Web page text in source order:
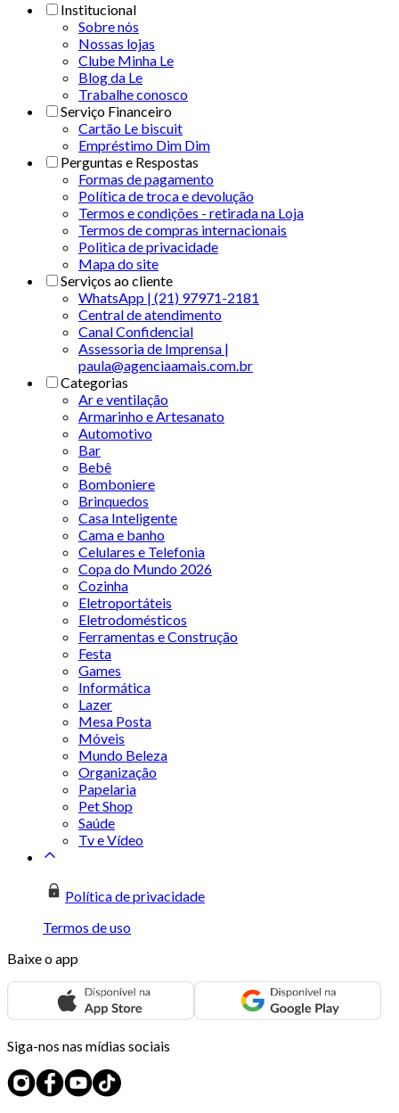
Institucional
Sobre nós
Nossas lojas
Clube Minha Le
Blog da Le
Trabalhe conosco
Serviço Financeiro
Cartão Le biscuit
Empréstimo Dim Dim
Perguntas e Respostas
Formas de pagamento
Política de troca e devolução
Termos e condições - retirada na Loja
Termos de compras internacionais
Politica de privacidade
Mapa do site
Serviços ao cliente
WhatsApp | (21) 97971-2181
Central de atendimento
Canal Confidencial
Assessoria de Imprensa |
paula@agenciaamais.com.br
Categorias
Ar e ventilação
Armarinho e Artesanato
Automotivo
Bar
Bebê
Bomboniere
Brinquedos
Casa Inteligente
Cama e banho
Celulares e Telefonia
Copa do Mundo 2026
Cozinha
Eletroportáteis
Eletrodomésticos
Ferramentas e Construção
Festa
Games
Informática
Lazer
Mesa Posta
Móveis
Mundo Beleza
Organização
Papelaria
Pet Shop
Saúde
Tv e Vídeo
Política de privacidade
Termos de uso
Baixe o app
Siga-nos nas mídias sociais